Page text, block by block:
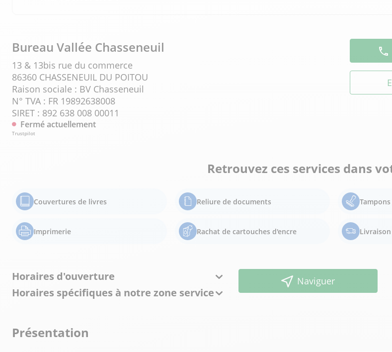
Bureau Vallée Chasseneuil
13 & 13bis rue du commerce
86360 CHASSENEUIL DU POITOU
Raison sociale : BV Chasseneuil
N° TVA : FR 19892638008
SIRET : 892 638 008 00011
Fermé actuellement
Trustpilot
Retrouvez ces services dans
Couvertures de livres Reliure de documents
Imprimerie Rachat de cartouches d'encre Livraison
Horaires d'ouverture
Horaires spécifiques à notre zone service
Naviguer
Présentation